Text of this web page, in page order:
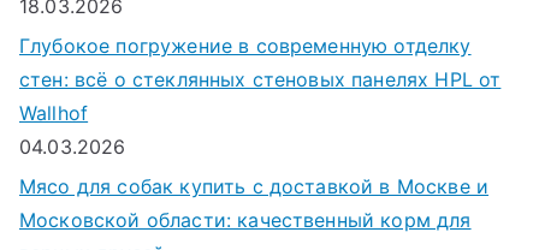
18.03.2026
Глубокое погружение в современную отделку
стен: всё о стеклянных стеновых панелях HPL от
Wallhof
04.03.2026
Мясо для собак купить с доставкой в Москве и
Московской области: качественный корм для